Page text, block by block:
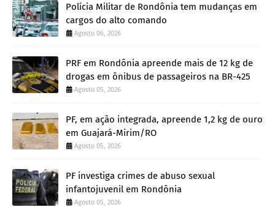
Polícia Militar de Rondônia tem mudanças em
cargos do alto comando
Agosto 06, 2026
PRF em Rondônia apreende mais de 12 kg de
drogas em ônibus de passageiros na BR-425
Agosto 05, 2026
PF, em ação integrada, apreende 1,2 kg de ouro
em Guajará-Mirim/RO
Agosto 05, 2026
PF investiga crimes de abuso sexual
infantojuvenil em Rondônia
Agosto 05, 2026